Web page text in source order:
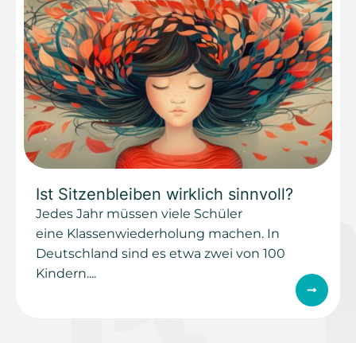
Ist Sitzenbleiben wirklich sinnvoll?
Jedes Jahr müssen viele Schüler
eine Klassenwiederholung machen. In
Deutschland sind es etwa zwei von 100
Kindern....